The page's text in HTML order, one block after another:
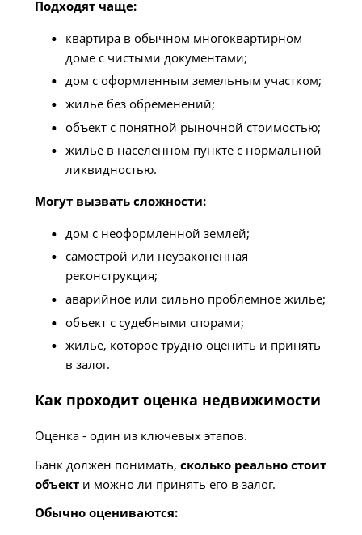
Подходят чаще:
квартира в обычном многоквартирном
доме с чистыми документами;
дом с оформленным земельным участком;
жилье без обременений;
объект с понятной рыночной стоимостью;
жилье в населенном пункте с нормальной
ликвидностью.
Могут вызвать сложности:
дом с неоформленной землей;
самострой или неузаконенная
реконструкция;
аварийное или сильно проблемное жилье;
объект с судебными спорами;
жилье, которое трудно оценить и принять
в залог.
Как проходит оценка недвижимости
Оценка - один из ключевых этапов.
Банк должен понимать, сколько реально стоит
объекти можно ли принять его в залог.
Обычно оцениваются: